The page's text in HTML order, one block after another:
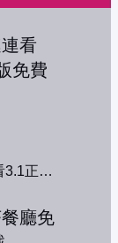
寵物連連看3.1正式版